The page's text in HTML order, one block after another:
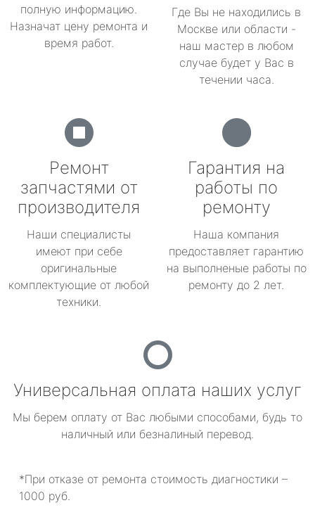
полную информацию.
Назначат цену ремонта и
время работ.
Где Вы не находились в
Москве или области -
наш мастер в любом
случае будет у Вас в
течении часа.
Ремонт
запчастями от
производителя
Наши специалисты
имеют при себе
оригинальные
комплектующие от любой
техники.
Гарантия на
работы по
ремонту
Наша компания
предоставляет гарантию
на выполненые работы по
ремонту до 2 лет.
Универсальная оплата наших услуг
Мы берем оплату от Вас любыми способами, будь то
наличный или безналиный перевод.
*При отказе от ремонта стоимость диагностики –
1000 руб.